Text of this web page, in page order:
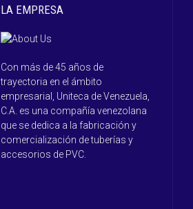
LA EMPRESA
Con más de 45 años de
trayectoria en el ámbito
empresarial, Uniteca de Venezuela,
C.A. es una compañía venezolana
que se dedica a la fabricación y
comercialización de tuberías y
accesorios de PVC.